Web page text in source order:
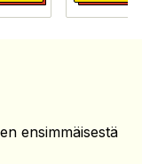
ensimmäisestä